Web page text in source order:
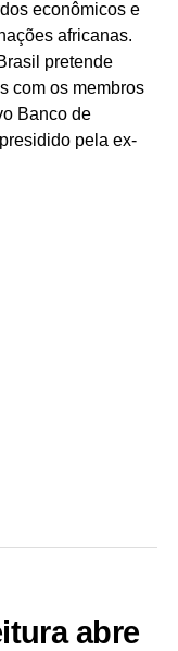
econômicos e
africanas.
pretende
com os membros
Banco de
pela ex-
abre